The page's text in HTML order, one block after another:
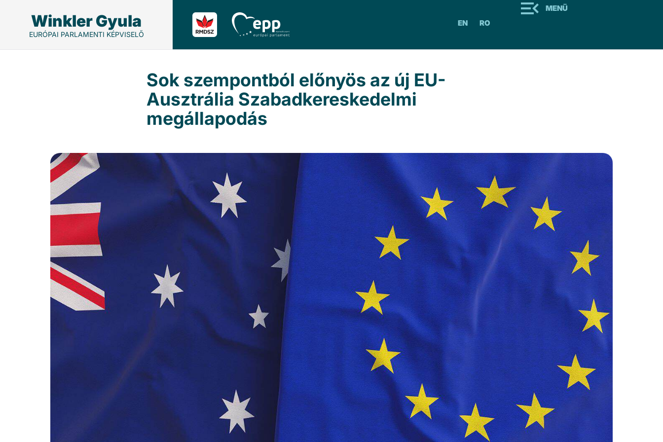
Winkler Gyula
EURÓPAI PARLAMENTI KÉPVISELŐ
EN RO
MENÜ
Sok szempontból előnyös az új EU-
Ausztrália Szabadkereskedelmi
megállapodás